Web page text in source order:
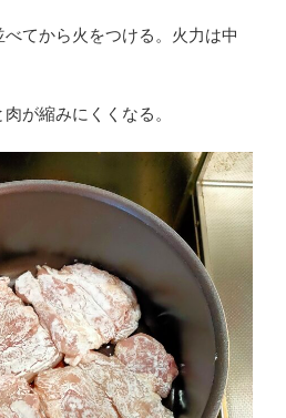
てから火をつける。火力は中
が縮みにくくなる。